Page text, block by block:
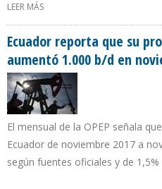
LEER MÁS
Ecuador reporta que su
aumentó 1.000 b/d en
El mensual de la OPEP señala
Ecuador de noviembre 2017 a
según fuentes oficiales y de